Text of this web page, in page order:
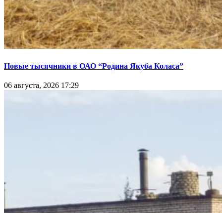
Новые тысячники в ОАО “Родина Якуба Коласа”
06 августа, 2026 17:29